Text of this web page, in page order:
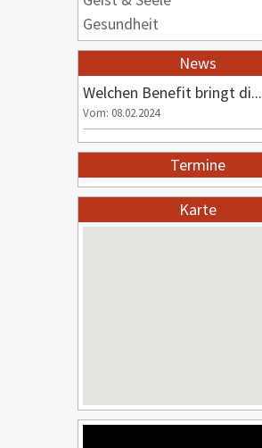
Gesundheit
News
Welchen Benefit bringt di...
Vom: 08.02.2024
Termine
Karte